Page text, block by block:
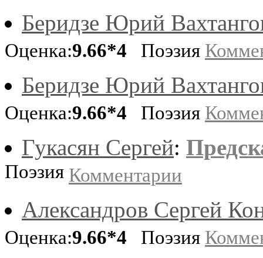
Беридзе Юрий
Оценка:9.66*4 Поэзия
Беридзе Юрий
Оценка:9.66*4 Поэзия
Гукасян Сергей:
Поэзия Комментарии
Александров Сергей
Оценка:9.66*4 Поэзия